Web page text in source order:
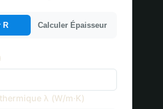
R Calculer Épaisseur
λ (W/m·K)